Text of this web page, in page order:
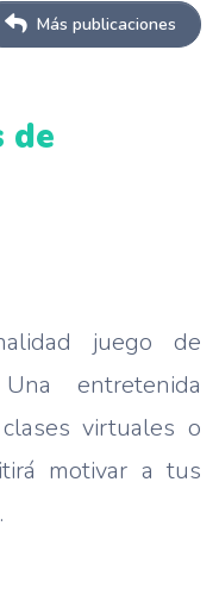
Más publicaciones
de
juego de
entretenida
virtuales o
motivar a tus